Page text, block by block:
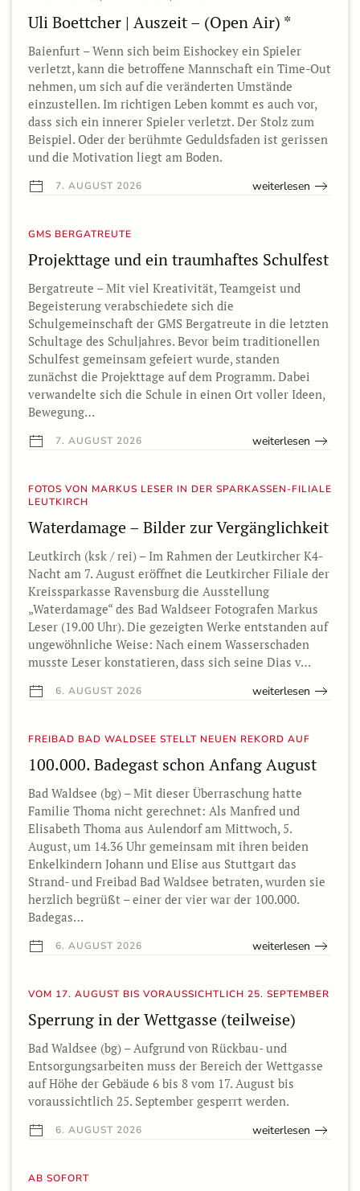
Uli Boettcher | Auszeit – (Open Air) *
Baienfurt – Wenn sich beim Eishockey ein Spieler
verletzt, kann die betroffene Mannschaft ein Time-Out
nehmen, um sich auf die veränderten Umstände
einzustellen. Im richtigen Leben kommt es auch vor,
dass sich ein innerer Spieler verletzt. Der Stolz zum
Beispiel. Oder der berühmte Geduldsfaden ist gerissen
und die Motivation liegt am Boden.
7. AUGUST 2026 weiterlesen
GMS BERGATREUTE
Projekttage und ein traumhaftes Schulfest
Bergatreute – Mit viel Kreativität, Teamgeist und
Begeisterung verabschiedete sich die
Schulgemeinschaft der GMS Bergatreute in die letzten
Schultage des Schuljahres. Bevor beim traditionellen
Schulfest gemeinsam gefeiert wurde, standen
zunächst die Projekttage auf dem Programm. Dabei
verwandelte sich die Schule in einen Ort voller Ideen,
Bewegung…
7. AUGUST 2026 weiterlesen
FOTOS VON MARKUS LESER IN DER SPARKASSEN-FILIALE
LEUTKIRCH
Waterdamage – Bilder zur Vergänglichkeit
Leutkirch (ksk / rei) – Im Rahmen der Leutkircher K4-
Nacht am 7. August eröffnet die Leutkircher Filiale der
Kreissparkasse Ravensburg die Ausstellung
„Waterdamage“ des Bad Waldseer Fotografen Markus
Leser (19.00 Uhr). Die gezeigten Werke entstanden auf
ungewöhnliche Weise: Nach einem Wasserschaden
musste Leser konstatieren, dass sich seine Dias v…
6. AUGUST 2026 weiterlesen
FREIBAD BAD WALDSEE STELLT NEUEN REKORD AUF
100.000. Badegast schon Anfang August
Bad Waldsee (bg) – Mit dieser Überraschung hatte
Familie Thoma nicht gerechnet: Als Manfred und
Elisabeth Thoma aus Aulendorf am Mittwoch, 5.
August, um 14.36 Uhr gemeinsam mit ihren beiden
Enkelkindern Johann und Elise aus Stuttgart das
Strand- und Freibad Bad Waldsee betraten, wurden sie
herzlich begrüßt – einer der vier war der 100.000.
Badegas…
6. AUGUST 2026 weiterlesen
VOM 17. AUGUST BIS VORAUSSICHTLICH 25. SEPTEMBER
Sperrung in der Wettgasse (teilweise)
Bad Waldsee (bg) – Aufgrund von Rückbau- und
Entsorgungsarbeiten muss der Bereich der Wettgasse
auf Höhe der Gebäude 6 bis 8 vom 17. August bis
voraussichtlich 25. September gesperrt werden.
6. AUGUST 2026 weiterlesen
AB SOFORT